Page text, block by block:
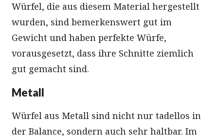
Würfel, die aus diesem Material hergestellt
wurden, sind bemerkenswert gut im
Gewicht und haben perfekte Würfe,
vorausgesetzt, dass ihre Schnitte ziemlich
gut gemacht sind.
Metall
Würfel aus Metall sind nicht nur tadellos in
der Balance, sondern auch sehr haltbar. Im